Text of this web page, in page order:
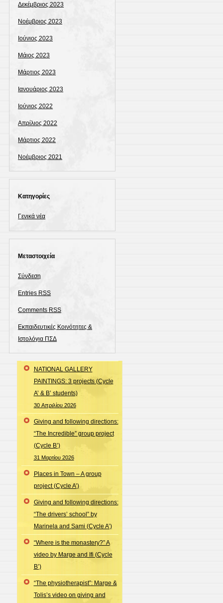
Δεκέμβριος 2023
Νοέμβριος 2023
Ιούνιος 2023
Μάιος 2023
Μάρτιος 2023
Ιανουάριος 2023
Ιούνιος 2022
Απρίλιος 2022
Μάρτιος 2022
Νοέμβριος 2021
Kατηγορίες
Γενικά νέα
Μεταστοιχεία
Σύνδεση
Entries RSS
Comments RSS
Εκπαιδευτικές Κοινότητες &
Ιστολόγια ΠΣΔ
NATIONAL GALLERY
PAINTINGS: 3 projects (Cycle
A’ & B’ students)
30 Απριλίου 2026
Giving and following directions:
“The Incredible” group project
(Cycle B’)
31 Μαρτίου 2026
Places in Town – A group
project (Cycle A’)
Giving and following directions:
“The drivers’ school” by
Marinela and Sami (Cycle A’)
“Where is the monastery?” A
video by Marge and Ifi (Cycle
B’)
“The physiotherapist”: Marge &
Tolis’s video on giving and